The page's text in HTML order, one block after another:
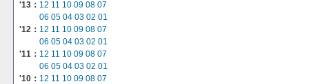
'13： 12 11 10 09 08 07
06 05 04 03 02 01
'12： 12 11 10 09 08 07
06 05 04 03 02 01
'11： 12 11 10 09 08 07
06 05 04 03 02 01
'10： 12 11 10 09 08 07